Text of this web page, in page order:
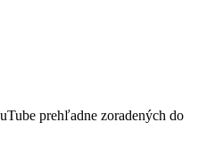
prehľadne zoradených do